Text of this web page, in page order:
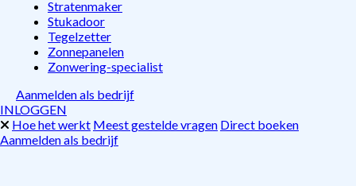
Stratenmaker
Stukadoor
Tegelzetter
Zonnepanelen
Zonwering-specialist
Aanmelden als bedrijf
INLOGGEN
Hoe het werkt Meest gestelde vragen Direct boeken
Aanmelden als bedrijf